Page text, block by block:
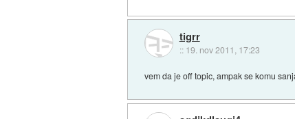
tigrr
:: 19. nov 2011, 17:23
vem da je off topic, ampak se komu